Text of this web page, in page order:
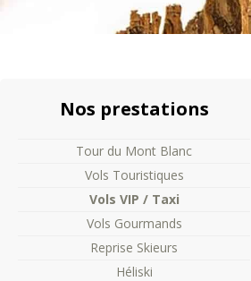
Nos prestations
Tour du Mont Blanc
Vols Touristiques
Vols VIP / Taxi
Vols Gourmands
Reprise Skieurs
Héliski